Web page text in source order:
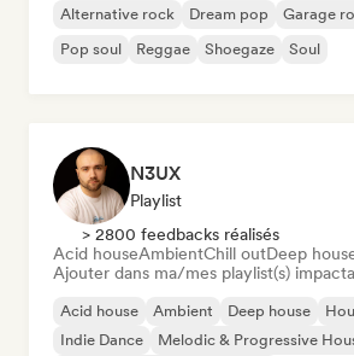
Alternative rock Dream pop Garage
Pop soul
Reggae Shoegaze Soul
N3UX
Playlist
> 2800 feedbacks réalisés
Acid houseAmbientChill outDeep
Ajouter dans ma/mes playlist(s)
Acid house Ambient Deep house
Indie Dance
Melodic & Progressive